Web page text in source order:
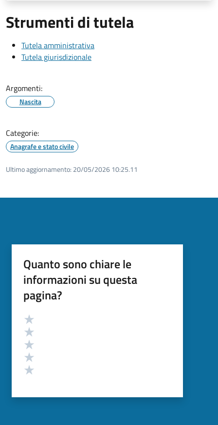
Strumenti di tutela
Tutela amministrativa
Tutela giurisdizionale
Argomenti:
Nascita
Categorie:
Anagrafe e stato civile
Ultimo aggiornamento: 20/05/2026 10:25.11
Quanto sono chiare le
informazioni su questa
pagina?
Valutazione